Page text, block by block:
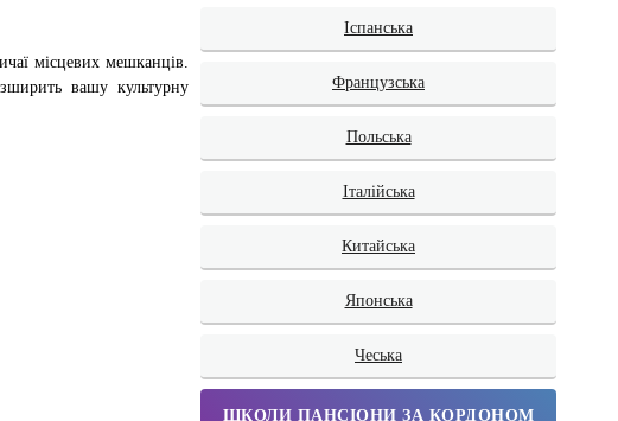
місцевих мешканців.
вашу культурну
Іспанська
Французська
Польська
Італійська
Китайська
Японська
Чеська
ШКОЛИ ПАНСІОНИ ЗА КОРДОНОМ